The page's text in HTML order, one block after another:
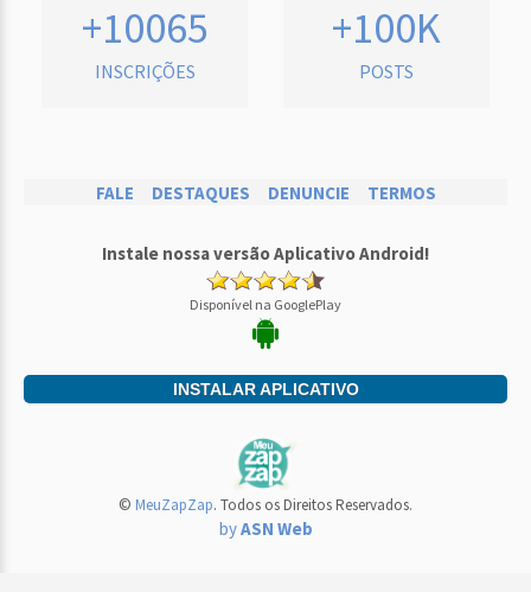
+10065
INSCRIÇÕES
+100K
POSTS
FALE DESTAQUES DENUNCIE TERMOS
Instale nossa versão Aplicativo Android!
Disponível na GooglePlay
INSTALAR APLICATIVO
© MeuZapZap. Todos os Direitos Reservados.
byASN Web